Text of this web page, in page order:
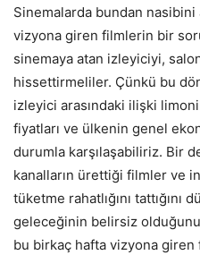
Sinemalarda bundan nasibini
vizyona giren filmlerin bir
sinemaya atan izleyiciyi,
hissettirmeliler. Çünkü bu
izleyici arasındaki ilişki
fiyatları ve ülkenin genel
durumla karşılaşabiliriz. Bir
kanalların ürettiği filmler ve
tüketme rahatlığını tattığını
geleceğinin belirsiz
bu birkaç hafta vizyona